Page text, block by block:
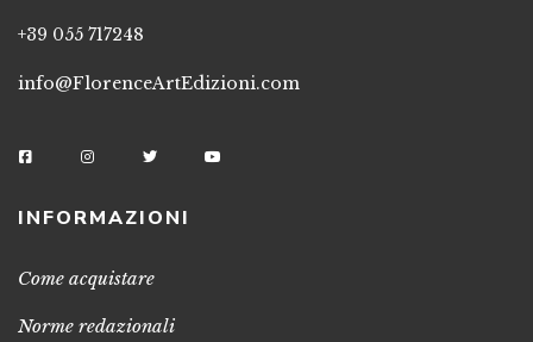
+39 055 717248
info@FlorenceArtEdizioni.com
INFORMAZIONI
Come acquistare
Norme redazionali